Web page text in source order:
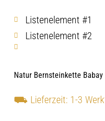
Listenelement #1
Listenelement #2
Natur Bernsteinkette Babay
⛟ Lieferzeit: 1-3